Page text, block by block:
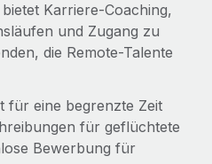
Karriere-Coaching,
und Zugang zu
die Remote-Talente
für eine begrenzte Zeit
für geflüchtete
Bewerbung für